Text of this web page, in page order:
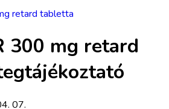
retard tabletta
300 mg retard
07.